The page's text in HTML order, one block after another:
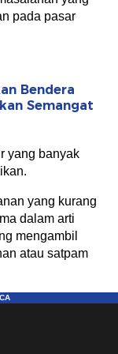
pada pasar
Bendera
Semangat
yang banyak
yang kurang
dalam arti
mengambil
atau satpam